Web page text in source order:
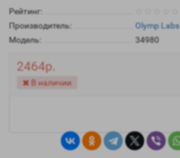
Рейтинг:
Производитель:
Olymp Labs
Модель:
34980
2464р.
В наличии